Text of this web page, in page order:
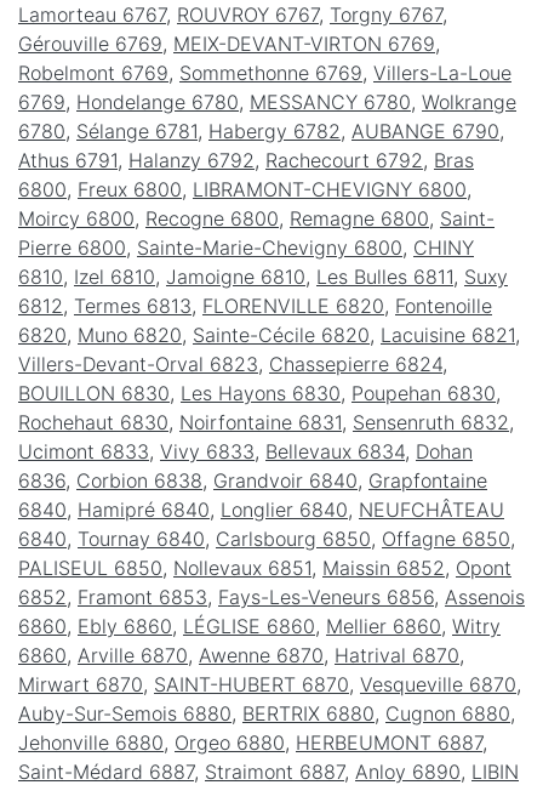
Lamorteau 6767, ROUVROY 6767, Torgny 6767,
Gérouville 6769, MEIX-DEVANT-VIRTON 6769,
Robelmont 6769, Sommethonne 6769, Villers-La-Loue
6769, Hondelange 6780, MESSANCY 6780, Wolkrange
6780, Sélange 6781, Habergy 6782 , AUBANGE 6790,
Athus 6791, Halanzy 6792 , Rachecourt 6792 , Bras
6800, Freux 6800, LIBRAMONT-CHEVIGNY 6800,
Moircy 6800, Recogne 6800, Remagne 6800, Saint-
Pierre 6800, Sainte-Marie-Chevigny 6800, CHINY
6810, Izel 6810, Jamoigne 6810, Les Bulles 6811, Suxy
6812 , Termes 6813, FLORENVILLE 6820, Fontenoille
6820, Muno 6820, Sainte-Cécile 6820, Lacuisine 6821,
Villers-Devant-Orval 6823, Chassepierre 6824,
BOUILLON 6830, Les Hayons 6830, Poupehan 6830,
Rochehaut 6830, Noirfontaine 6831, Sensenruth 6832 ,
Ucimont 6833, Vivy 6833, Bellevaux 6834, Dohan
6836, Corbion 6838, Grandvoir 6840, Grapfontaine
6840, Hamipré 6840, Longlier 6840, NEUFCHÂTEAU
6840, Tournay 6840, Carlsbourg 6850, Offagne 6850,
PALISEUL 6850, Nollevaux 6851, Maissin 6852 , Opont
6852 , Framont 6853, Fays-Les-Veneurs 6856, Assenois
6860, Ebly 6860, LÉGLISE 6860, Mellier 6860, Witry
6860, Arville 6870, Awenne 6870, Hatrival 6870,
Mirwart 6870, SAINT-HUBERT 6870, Vesqueville 6870,
Auby-Sur-Semois 6880, BERTRIX 6880, Cugnon 6880,
Jehonville 6880, Orgeo 6880, HERBEUMONT 6887,
Saint-Médard 6887, Straimont 6887, Anloy 6890, LIBIN